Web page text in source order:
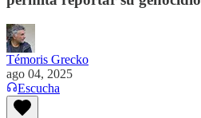
Témoris Grecko
ago 04, 2025
Escucha